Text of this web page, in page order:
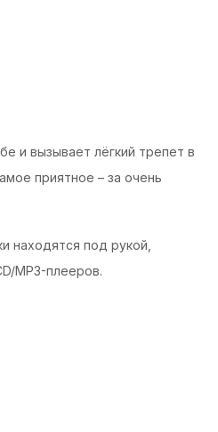
и вызывает лёгкий трепет в
приятное – за очень
находятся под рукой,
MP3-плееров.